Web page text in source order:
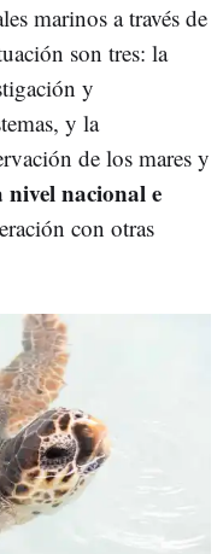
marinos a través de
son tres: la
y
y la
de los mares y
nivel nacional e
con otras